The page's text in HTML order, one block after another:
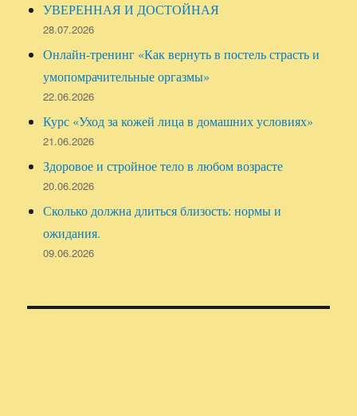
УВЕРЕННАЯ И ДОСТОЙНАЯ
28.07.2026
Онлайн-тренинг «Как вернуть в постель страсть и
умопомрачительные оргазмы»
22.06.2026
Курс «Уход за кожей лица в домашних условиях»
21.06.2026
Здоровое и стройное тело в любом возрасте
20.06.2026
Сколько должна длиться близость: нормы и
ожидания.
09.06.2026